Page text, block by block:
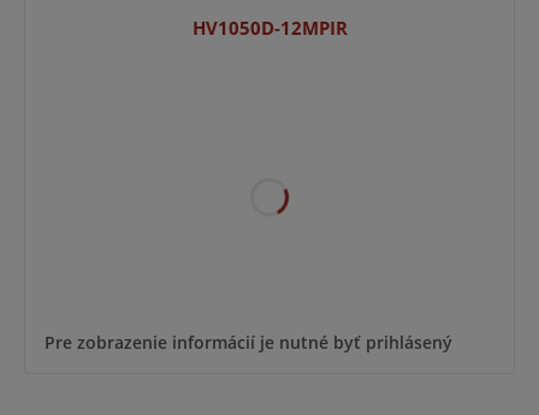
HV1050D-12MPIR
Pre zobrazenie informácií je nutné byť prihlásený